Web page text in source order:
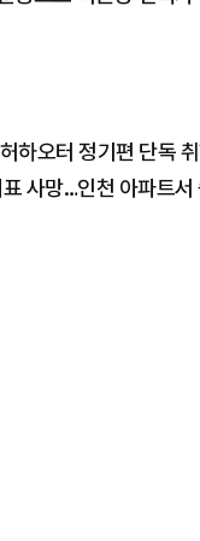
하오터 정기편 단독
사망…인천 아파트서